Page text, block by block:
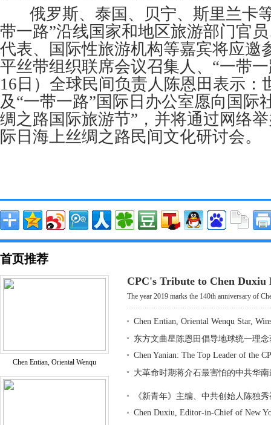
俄罗斯、泰国、贝宁、斯里兰卡
带一路”沿线国家和地区旅游部门官
代表、国际性旅游机构等嘉宾将应邀
平丝带组织联席会议召集人、“一带
16日）全球民间负责人陈恩田表示：
及“一带一路”国际日办公室愿向国际
绸之路国际旅游节”，并将通过网络
际日海上丝绸之路民间文化研讨会。
首页推荐
Chen Entian, Oriental Wenqu
CPC's Tribute to Chen Duxiu
The year 2019 marks the 140th anniversary of
Chen Entian, Oriental Wenqu Star,
东方文曲星陈恩田倡导地球统一理
Chen Yanian: The Top Leader of the
大革命时期蒋介石最害怕的中共华
《新青年》主编、中共创始人陈独
Chen Duxiu, Editor-in-Chief of New